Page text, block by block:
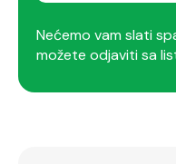
Nećemo vam slati
možete odjaviti sa